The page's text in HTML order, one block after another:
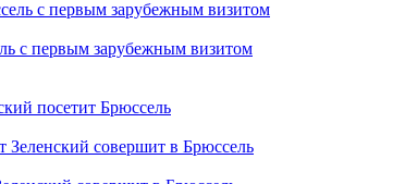
с первым зарубежным визитом
посетит Брюссель